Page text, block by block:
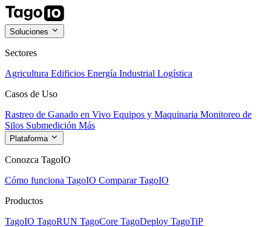
Soluciones
Sectores
Agricultura Edificios Energía Industrial Logística
Casos de Uso
Rastreo de Ganado en Vivo Equipos y Maquinaria Monitoreo de
Silos Submedición Más
Plataforma
Conozca TagoIO
Cómo funciona TagoIO Comparar TagoIO
Productos
TagoIO TagoRUN TagoCore TagoDeploy TagoTiP